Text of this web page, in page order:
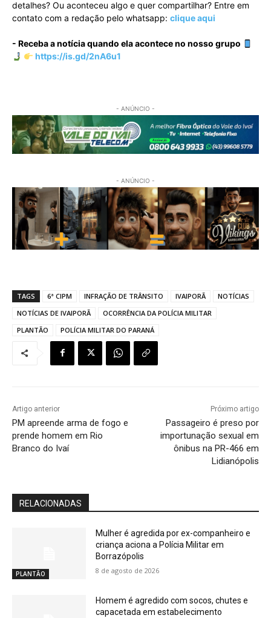
detalhes? Ou aconteceu algo e quer compartilhar? Entre em
contato com a redação pelo whatsapp: clique aqui
- Receba a notícia quando ela acontece no nosso grupo
https://is.gd/2nA6u1
- ANÚNCIO -
- ANÚNCIO -
TAGS 6ª CIPM INFRAÇÃO DE TRÂNSITO IVAIPORÃ
NOTÍCIAS
NOTÍCIAS DE IVAIPORÃ
OCORRÊNCIA DA POLÍCIA MILITAR
PLANTÃO
POLÍCIA MILITAR DO PARANÁ
Artigo anterior
PM apreende arma de fogo e
prende homem em Rio
Branco do Ivaí
Próximo artigo
Passageiro é preso por
importunação sexual em
ônibus na PR-466 em
Lidianópolis
RELACIONADAS
PLANTÃO
Mulher é agredida por ex-companheiro e
criança aciona a Polícia Militar em
Borrazópolis
8 de agosto de 2026
Homem é agredido com socos, chutes e
capacetada em estabelecimento